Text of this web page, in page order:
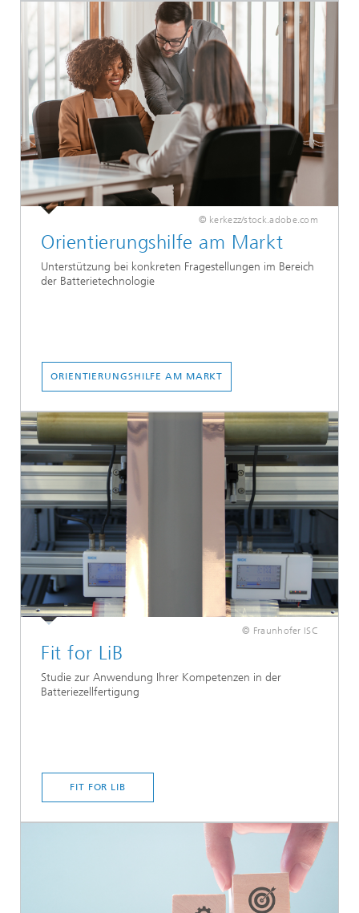
© kerkezz/stock.adobe.com
Orientierungshilfe am Markt
Unterstützung bei konkreten Fragestellungen im Bereich
der Batterietechnologie
ORIENTIERUNGSHILFE AM MARKT
© Fraunhofer ISC
Fit for LiB
Studie zur Anwendung Ihrer Kompetenzen in der
Batteriezellfertigung
FIT FOR LIB